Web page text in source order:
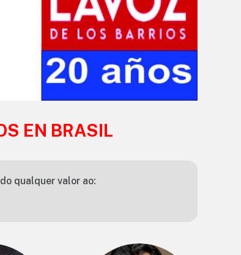
EN BRASIL
qualquer valor ao: